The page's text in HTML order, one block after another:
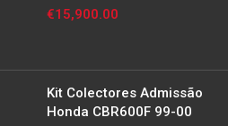
€15,900.00
Kit Colectores Admissão
Honda CBR600F 99-00